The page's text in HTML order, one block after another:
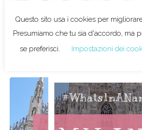
Related posts
Questo sito usa i cookies per
Presumiamo che tu sia d'accordo, ma
se preferisci.
Impostazioni dei